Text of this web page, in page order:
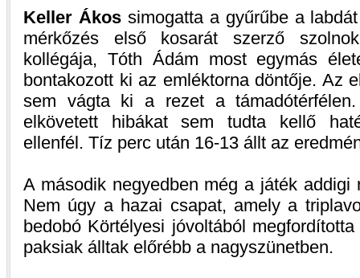
Keller Ákossimogatta a gyűrűbe a
mérkőzés első kosarát szerző
kollégája, Tóth Ádám most egymás
bontakozott ki az emléktorna döntője. Az
sem vágta ki a rezet a
elkövetett hibákat sem tudta kellő
ellenfél. Tíz perc után 16-13 állt az
A második negyedben még a játék
Nem úgy a hazai csapat, amely a
bedobó Körtélyesi jóvoltából
paksiak álltak előrébb a nagyszünetben.